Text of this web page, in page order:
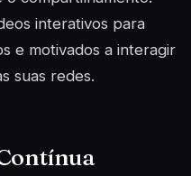
interativos para
e motivados a interagir
suas redes.